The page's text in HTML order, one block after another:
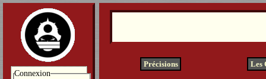
Précisions Les
Connexion